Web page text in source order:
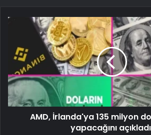
AMD, İrlanda'ya 135 milyon
yapacağını